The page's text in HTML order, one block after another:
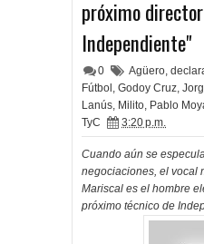
próximo
Independiente"
0 Agüero,
Fútbol , Godoy Cruz,
Lanús, Milito, Pablo
TyC
3:20 p.m.
Cuando aún se
negociaciones, el vocal
Mariscal es el hombre
próximo técnico de